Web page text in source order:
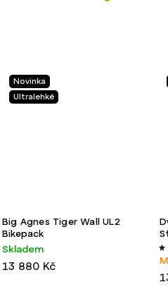
Novinka
Ultralehké
Big Agnes Tiger Wall UL2
Bikepack
Skladem
13 880 Kč